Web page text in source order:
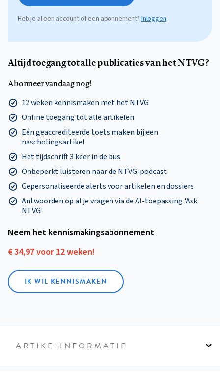
Heb je al een account of een abonnement? Inloggen
Altijd toegang tot alle publicaties van het NTVG?
Abonneer vandaag nog!
12 weken kennismaken met het NTVG
Online toegang tot alle artikelen
Eén geaccrediteerde toets maken bij een
nascholingsartikel
Het tijdschrift 3 keer in de bus
Onbeperkt luisteren naar de NTVG-podcast
Gepersonaliseerde alerts voor artikelen en dossiers
Antwoorden op al je vragen via de AI-toepassing 'Ask
NTVG'
Neem het kennismakings­abonnement
€ 34,97 voor 12 weken!
IK WIL KENNISMAKEN
ARTIKELINFORMATIE